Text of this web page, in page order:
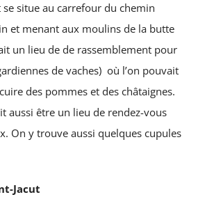
situe au carrefour du chemin
et menant aux moulins de la butte
un lieu de de rassemblement pour
de vaches) où l’on pouvait
des pommes et des châtaignes.
aussi être un lieu de rendez-vous
On y trouve aussi quelques cupules
Jacut